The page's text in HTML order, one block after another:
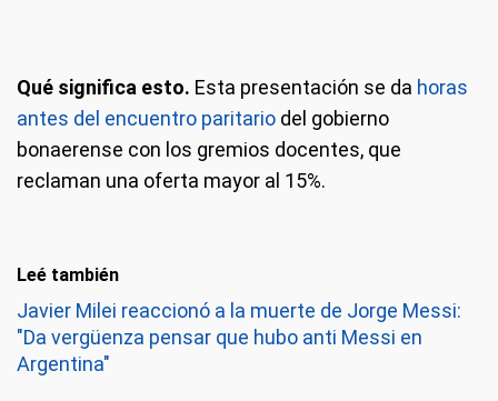
Qué significa esto. Esta presentación se da horas
antes del encuentro paritario del gobierno
bonaerense con los gremios docentes, que
reclaman una oferta mayor al 15%.
Leé también
Javier Milei reaccionó a la muerte de Jorge Messi:
"Da vergüenza pensar que hubo anti Messi en
Argentina"